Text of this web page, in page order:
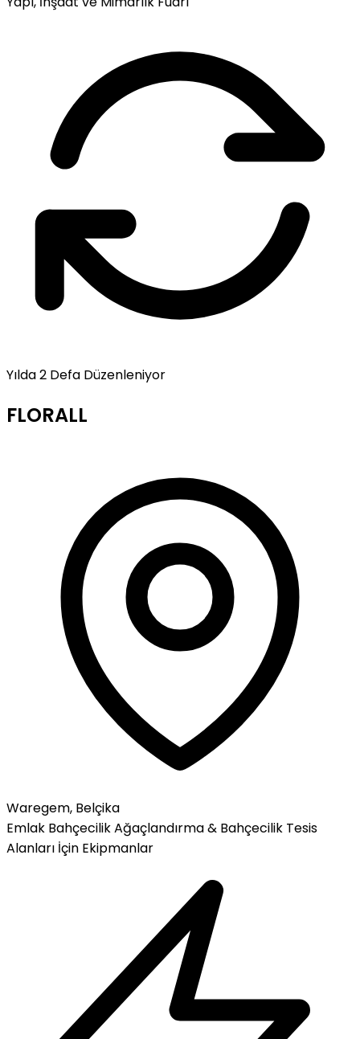
Yılda 2 Defa Düzenleniyor
FLORALL
Waregem, Belçika
Emlak BahçecilikAğaçlandırma & Bahçecilik Tesis
Alanları İçin Ekipmanlar